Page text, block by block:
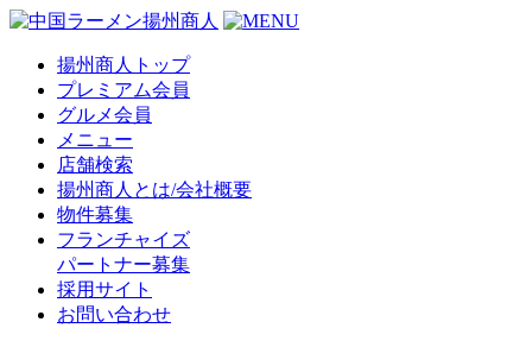
揚州商人トップ
プレミアム会員
グルメ会員
メニュー
店舗検索
揚州商人とは/会社概要
物件募集
フランチャイズ
パートナー募集
採用サイト
お問い合わせ